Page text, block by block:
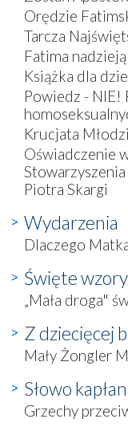
Orędzie
Tarcza
Fatima
Książka dla
Powiedz -
Krucjata
Oświadczenie
Piotra Skargi
Wydarzenia
Dlaczego
Święte wzory
„Mała droga"
Z dziecięcej
Mały Żongler
Słowo
Grzechy